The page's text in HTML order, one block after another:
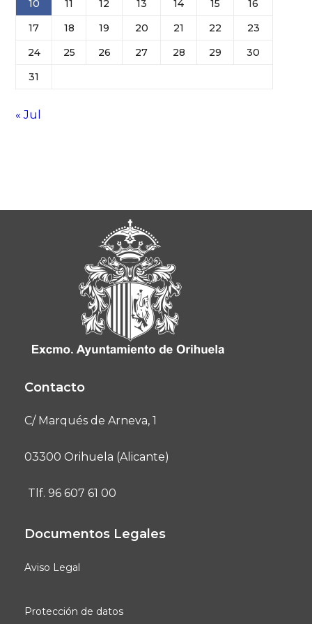
10
11 12 13 14 15
16
17
18 19 20 21 22
23
24
25 26 27 28 29
30
31
« Jul
Contacto
C/ Marqués de Arneva, 1
03300 Orihuela (Alicante)
Tlf. 96 607 61 00
Documentos Legales
Aviso Legal
Protección de datos